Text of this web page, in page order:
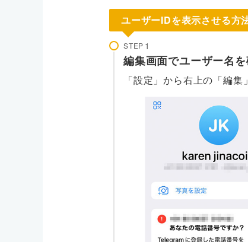
ユーザーIDを表示させる方
STEP
編集画面でユーザー名
「設定」から右上の「編